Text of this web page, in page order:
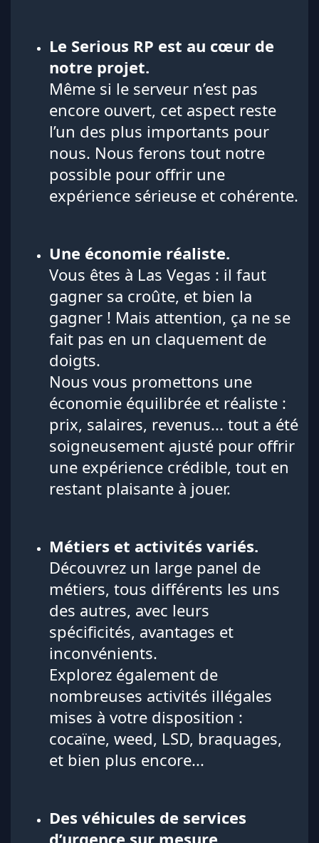
Le Serious RP est au cœur de
notre projet.
Même si le serveur n’est pas
encore ouvert, cet aspect reste
l’un des plus importants pour
nous. Nous ferons tout notre
possible pour offrir une
expérience sérieuse et cohérente.
Une économie réaliste.
Vous êtes à Las Vegas : il faut
gagner sa croûte, et bien la
gagner ! Mais attention, ça ne se
fait pas en un claquement de
doigts.
Nous vous promettons une
économie équilibrée et réaliste :
prix, salaires, revenus... tout a été
soigneusement ajusté pour offrir
une expérience crédible, tout en
restant plaisante à jouer.
Métiers et activités variés.
Découvrez un large panel de
métiers, tous différents les uns
des autres, avec leurs
spécificités, avantages et
inconvénients.
Explorez également de
nombreuses activités illégales
mises à votre disposition :
cocaïne, weed, LSD, braquages,
et bien plus encore...
Des véhicules de services